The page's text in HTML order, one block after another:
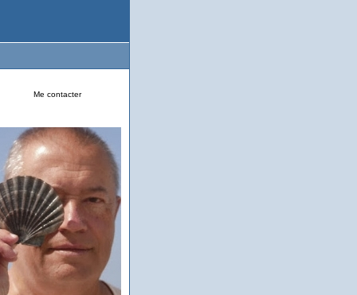
Me contacter